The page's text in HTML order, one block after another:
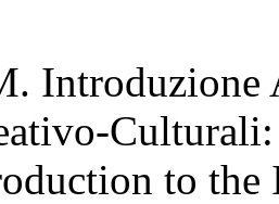
Introduzione
to the